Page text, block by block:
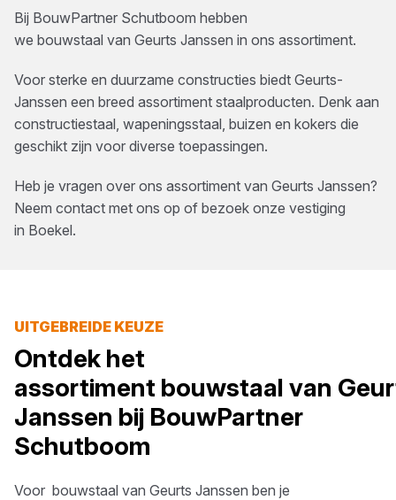
Bij BouwPartner Schutboom hebben
we bouwstaal van Geurts Janssen in ons assortiment.
Voor sterke en duurzame constructies biedt Geurts-
Janssen een breed assortiment staalproducten. Denk aan
constructiestaal, wapeningsstaal, buizen en kokers die
geschikt zijn voor diverse toepassingen.
Heb je vragen over ons assortiment van Geurts Janssen?
Neem contact met ons op of bezoek onze vestiging
in Boekel.
UITGEBREIDE KEUZE
Ontdek het
assortiment bouwstaal van
Janssen bij BouwPartner
Schutboom
Voor bouwstaal van Geurts Janssen ben je